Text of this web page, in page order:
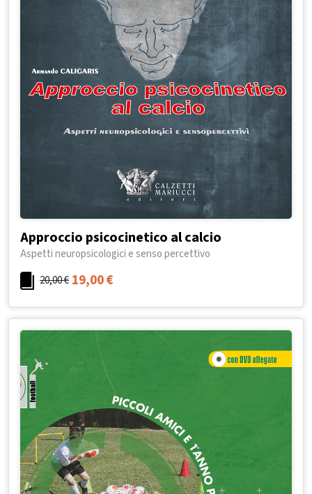
Approccio psicocinetico al calcio
Aspetti neuropsicologici e senso percettivo
20,00€ 19,00€